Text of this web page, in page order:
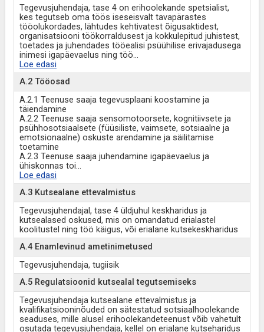
Tegevusjuhendaja, tase 4 on erihoolekande spetsialist,
kes tegutseb oma töös iseseisvalt tavapärastes
tööolukordades, lähtudes kehtivatest õigusaktidest,
organisatsiooni töökorraldusest ja kokkulepitud juhistest,
toetades ja juhendades tööealisi psüühilise erivajadusega
inimesi igapäevaelus ning töö...
Loe edasi
A.2 Tööosad
A.2.1 Teenuse saaja tegevusplaani koostamine ja
täiendamine
A.2.2 Teenuse saaja sensomotoorsete, kognitiivsete ja
psühhosotsiaalsete (füüsiliste, vaimsete, sotsiaalne ja
emotsionaalne) oskuste arendamine ja säilitamise
toetamine
A.2.3 Teenuse saaja juhendamine igapäevaelus ja
ühiskonnas toi...
Loe edasi
A.3 Kutsealane ettevalmistus
Tegevusjuhendajal, tase 4 üldjuhul keskharidus ja
kutsealased oskused, mis on omandatud erialastel
koolitustel ning töö käigus, või erialane kutsekeskharidus
A.4 Enamlevinud ametinimetused
Tegevusjuhendaja, tugiisik
A.5 Regulatsioonid kutsealal tegutsemiseks
Tegevusjuhendaja kutsealane ettevalmistus ja
kvalifikatsiooninõuded on sätestatud sotsiaalhoolekande
seaduses, mille alusel erihoolekandeteenust võib vahetult
osutada tegevusjuhendaja, kellel on erialane kutseharidus